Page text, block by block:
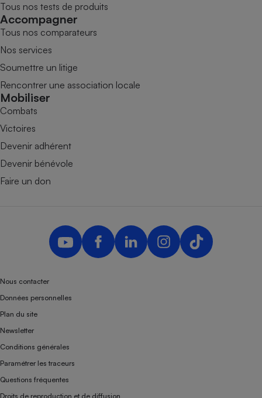
Tous nos tests de produits
Accompagner
Tous nos comparateurs
Nos services
Soumettre un litige
Rencontrer une association locale
Mobiliser
Combats
Victoires
Devenir adhérent
Devenir bénévole
Faire un don
Nous contacter
Données personnelles
Plan du site
Newsletter
Conditions générales
Paramétrer les traceurs
Questions fréquentes
Droits de reproduction et de diffusion